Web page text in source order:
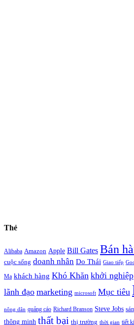
Thẻ
Alibaba Amazon Apple Bill Gates Bán
cuộc sống doanh nhân Do Thái Giao tiếp
Ma khách hàng Khó Khăn khởi nghiệp
lãnh đạo marketing microsoft Mục tiêu
nông dân quảng cáo Richard Branson Steve Jobs
thông minh thất bại thị trường thời gian tiết